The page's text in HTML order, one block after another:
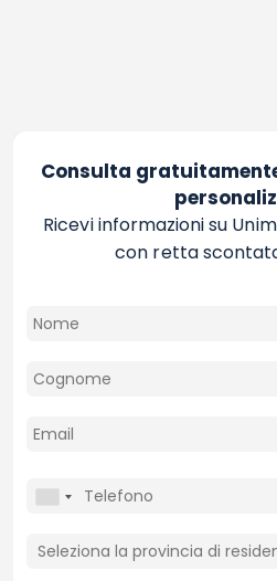
Consulta
Ricevi informazioni su
con retta